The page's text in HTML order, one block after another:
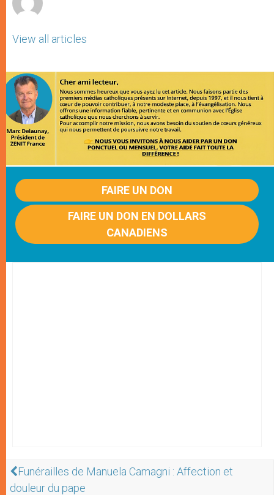
View all articles
FAIRE UN DON
FAIRE UN DON EN DOLLARS
CANADIENS
Funérailles de Manuela Camagni : Affection et
douleur du pape